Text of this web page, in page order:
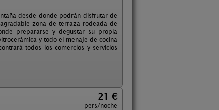
desde donde podrán disfrutar de
zona de terraza rodeada de
prepararse y degustar su propia
y todo el menaje de cocina
todos los comercios y servicios
21 €
pers/noche